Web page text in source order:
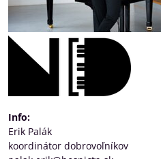
Info:
Erik Palák
koordinátor dobrovoľníkov